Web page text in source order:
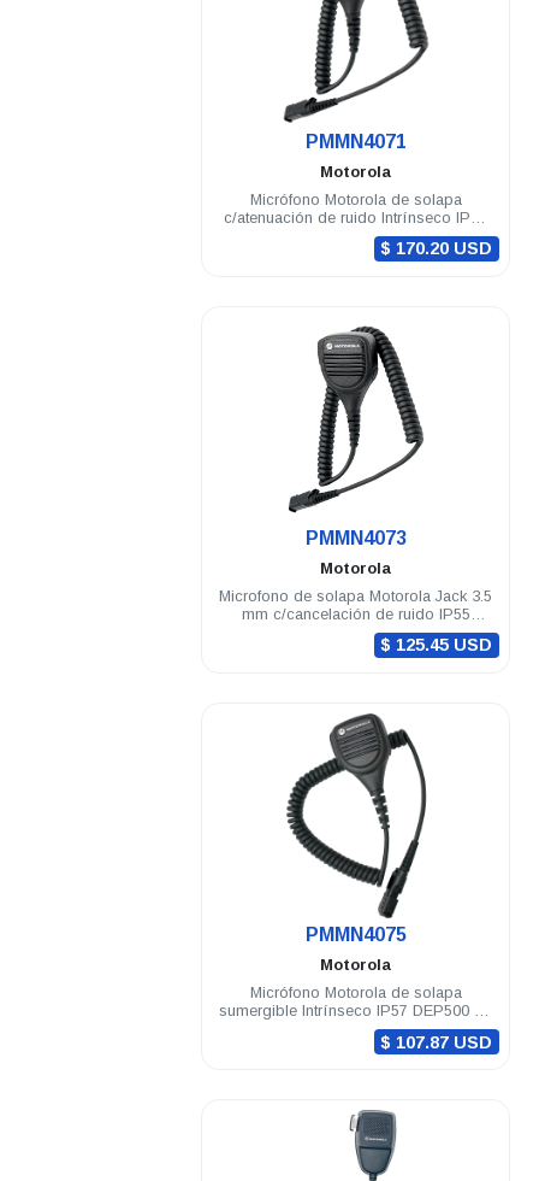
PMMN4071
Motorola
Micrófono Motorola de solapa
c/atenuación de ruido Intrínseco IP54
DEP500 R5 DGP8050 Elite
$ 170.20 USD
PMMN4073
Motorola
Microfono de solapa Motorola Jack 3.5
mm c/cancelación de ruido IP55
windporting DEP500 R5
$ 125.45 USD
PMMN4075
Motorola
Micrófono Motorola de solapa
sumergible Intrínseco IP57 DEP500 R5
DGP8050 Elite
$ 107.87 USD